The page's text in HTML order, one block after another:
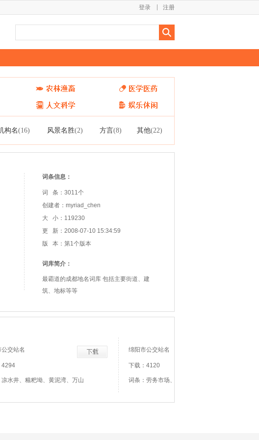
注册
登录
构名(16) 风景名胜(2) 方言(8) 其他(22)
词条信息：
词 条：3011个
创建者：myriad_chen
大 小：119230
更 新：2008-07-10 15:34:59
版 本：第1个版本
词库简介：
最霸道的成都地名词库 包括主要街道、建
筑、地标等等
交站名
4294
凉水井、糍粑坳、黄泥湾、万山
绵阳市公交站名
下载：4120
词条：劳务市场、天生桥、南河东街